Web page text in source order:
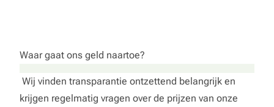
Waar gaat ons geld naartoe?
Wij vinden transparantie ontzettend belangrijk en
krijgen regelmatig vragen over de prijzen van onze